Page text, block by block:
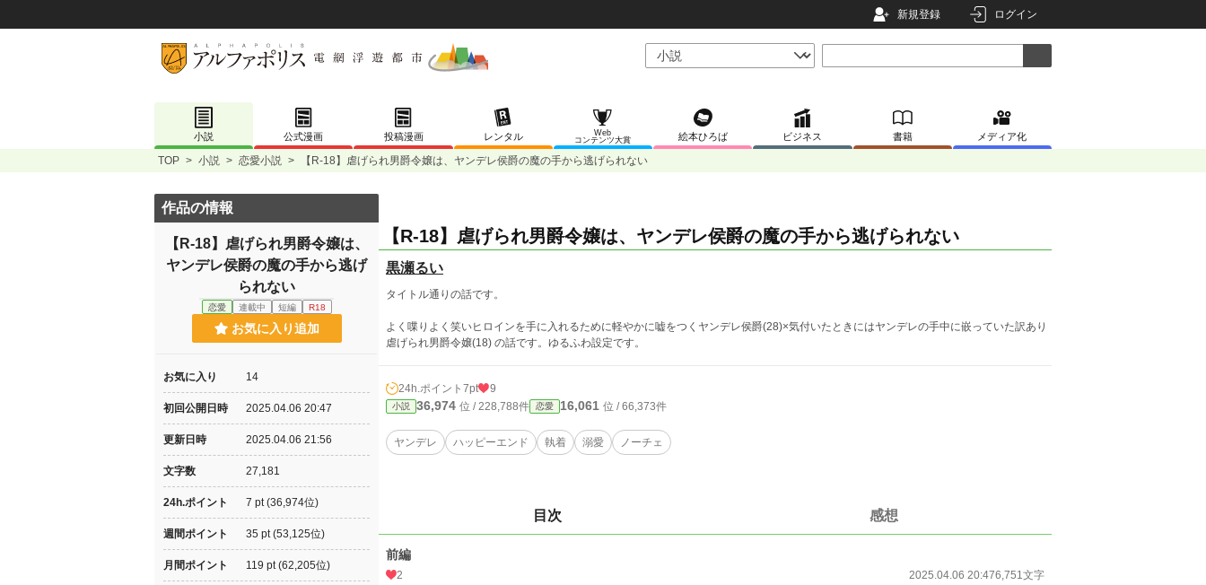
新規登録 ログイン
小説 公式漫画 投稿漫画 レンタル
Web
コンテンツ大賞
絵本ひろば ビジネス 書籍 メディア化
TOP > 小説 > 恋愛小説 > 【R-18】虐げられ男爵令嬢は、ヤンデレ侯爵の魔の手から逃げられない
【R-18】虐げられ男爵令嬢は、ヤンデレ侯爵の魔の手から逃げられない
黒瀬るい
タイトル通りの話です。
よく喋りよく笑いヒロインを手に入れるために軽やかに嘘をつくヤンデレ侯爵(28)×気付いたときにはヤンデレの手中に嵌っていた訳あり
虐げられ男爵令嬢(18) の話です。ゆるふわ設定です。
24h.ポイント 7pt 9
小説 36,974 位 / 228,788件 恋愛 16,061 位 / 66,373件
ヤンデレ ハッピーエンド 執着 溺愛 ノーチェ
目次 感想
前編
2 2025.04.06 20:476,751文字
作品の情報
【R-18】虐げられ男爵令嬢は、
ヤンデレ侯爵の魔の手から逃げ
られない
恋愛 連載中 短編 R18
お気に入り追加
お気に入り 14
初回公開日時 2025.04.06 20:47
更新日時 2025.04.06 21:56
文字数 27,181
24h.ポイント 7 pt (36,974位)
週間ポイント 35 pt (53,125位)
月間ポイント 119 pt (62,205位)